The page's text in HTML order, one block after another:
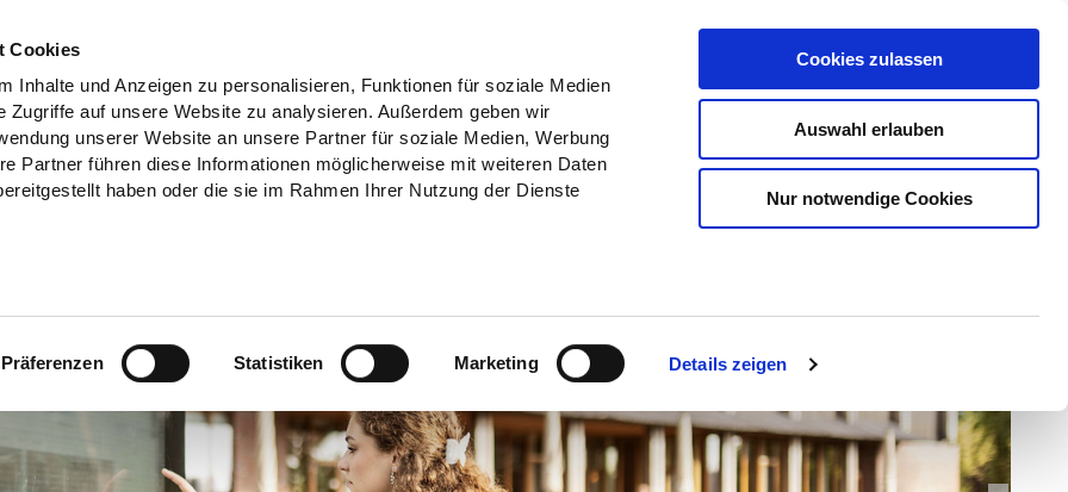
Cookies
Inhalte und Anzeigen zu personalisieren, Funktionen für soziale Medien
Zugriffe auf unsere Website zu analysieren. Außerdem geben wir
unserer Website an unsere Partner für soziale Medien, Werbung
Partner führen diese Informationen möglicherweise mit weiteren Daten
haben oder die sie im Rahmen Ihrer Nutzung der Dienste
Präferenzen Statistiken Marketing Details zeigen
Cookies zulassen
Auswahl erlauben
Nur notwendige Cookies
Erlebnisse Buchen